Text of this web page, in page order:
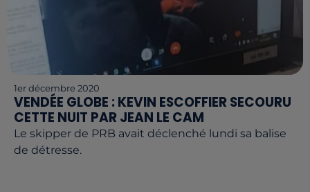
1er décembre 2020
VENDÉE GLOBE : KEVIN ESCOFFIER SECOURU
CETTE NUIT PAR JEAN LE CAM
Le skipper de PRB avait déclenché lundi sa balise
de détresse.